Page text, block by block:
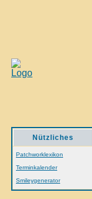
Nützliches
Patchworklexikon
Terminkalender
Smileygenerator